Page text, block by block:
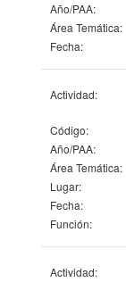
Año/PAA:
Área Temática:
Fecha:
Actividad:
Código:
Año/PAA:
Área Temática:
Lugar:
Fecha:
Función:
Actividad: